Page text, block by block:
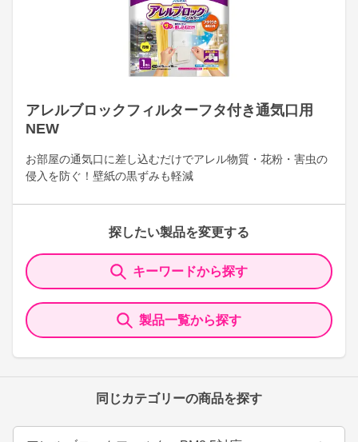
アレルブロックフィルターフタ付き通気口用
NEW
お部屋の通気口に差し込むだけでアレル物質・花粉・害虫の
侵入を防ぐ！壁紙の黒ずみも軽減
探したい製品を変更する
キーワードから探す
製品一覧から探す
同じカテゴリーの商品を探す